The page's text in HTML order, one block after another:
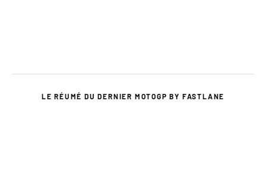
LE RÉUMÉ DU DERNIER MOTOGP BY FASTLANE